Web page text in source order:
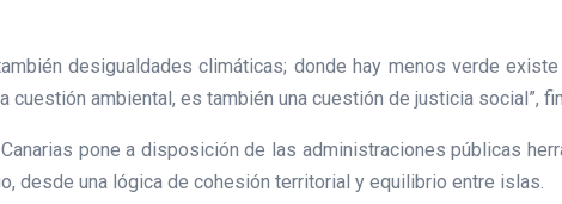
desigualdades climáticas; donde hay menos verde
cuestión ambiental, es también una cuestión de justicia social”,
pone a disposición de las administraciones públicas
desde una lógica de cohesión territorial y equilibrio entre islas.